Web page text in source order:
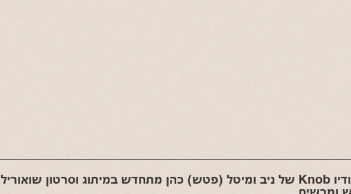
סטודיו Knob של ניב ומיטל (פטש) כהן מתחדש במיתוג וסרטון שואוריל